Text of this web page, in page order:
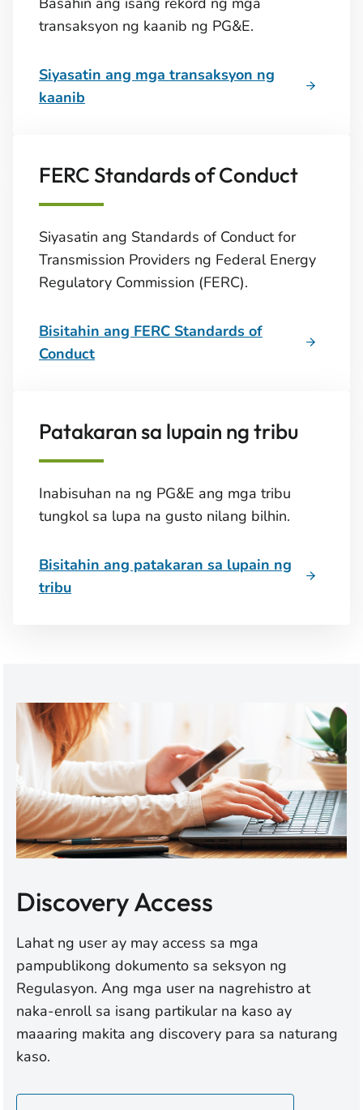
transaksyon ng kaanib ng PG&E.
Siyasatin ang mga transaksyon ng
kaanib
FERC Standards of Conduct
Siyasatin ang Standards of Conduct for
Transmission Providers ng Federal Energy
Regulatory Commission (FERC).
Bisitahin ang FERC Standards of
Conduct
Patakaran sa lupain ng tribu
Inabisuhan na ng PG&E ang mga tribu
tungkol sa lupa na gusto nilang bilhin.
Bisitahin ang patakaran sa lupain ng
tribu
Discovery Access
Lahat ng user ay may access sa mga
pampublikong dokumento sa seksyon ng
Regulasyon. Ang mga user na nagrehistro at
naka-enroll sa isang partikular na kaso ay
maaaring makita ang discovery para sa naturang
kaso.